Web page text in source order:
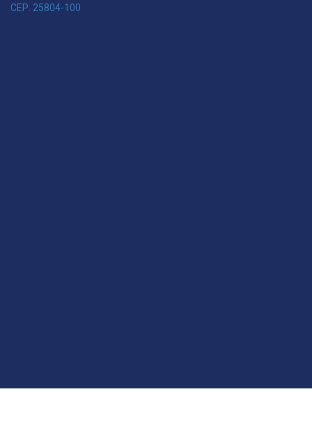
CEP: 25804-100